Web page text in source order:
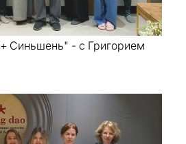
Синьшень" - с Григорием